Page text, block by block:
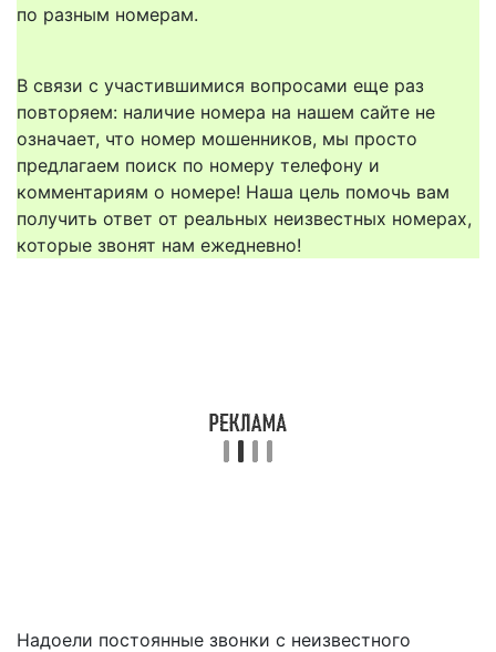
по разным номерам.
В связи с участившимися вопросами еще раз
повторяем: наличие номера на нашем сайте не
означает, что номер мошенников, мы просто
предлагаем поиск по номеру телефону и
комментариям о номере! Наша цель помочь вам
получить ответ от реальных неизвестных номерах,
которые звонят нам ежедневно!
Надоели постоянные звонки с неизвестного